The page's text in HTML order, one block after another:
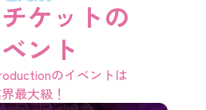
ケットの
ント
のイベントは
最大級！